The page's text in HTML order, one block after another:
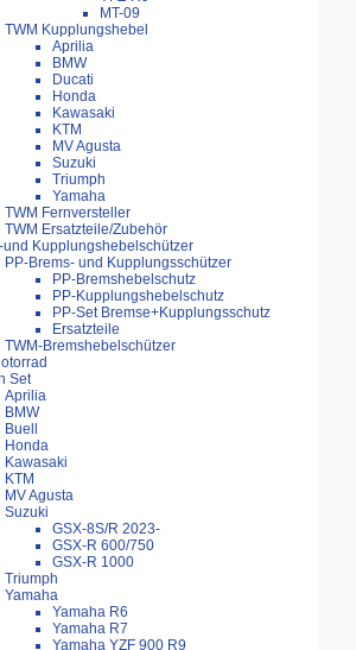
MT-09
TWM Kupplungshebel
Aprilia
BMW
Ducati
Honda
Kawasaki
KTM
MV Agusta
Suzuki
Triumph
Yamaha
TWM Fernversteller
TWM Ersatzteile/Zubehör
und Kupplungshebelschützer
PP-Brems- und Kupplungsschützer
PP-Bremshebelschutz
PP-Kupplungshebelschutz
PP-Set Bremse+Kupplungsschutz
Ersatzteile
TWM-Bremshebelschützer
Set
Aprilia
BMW
Buell
Honda
Kawasaki
KTM
MV Agusta
Suzuki
GSX-8S/R 2023-
GSX-R 600/750
GSX-R 1000
Triumph
Yamaha
Yamaha R6
Yamaha R7
Yamaha YZF 900 R9